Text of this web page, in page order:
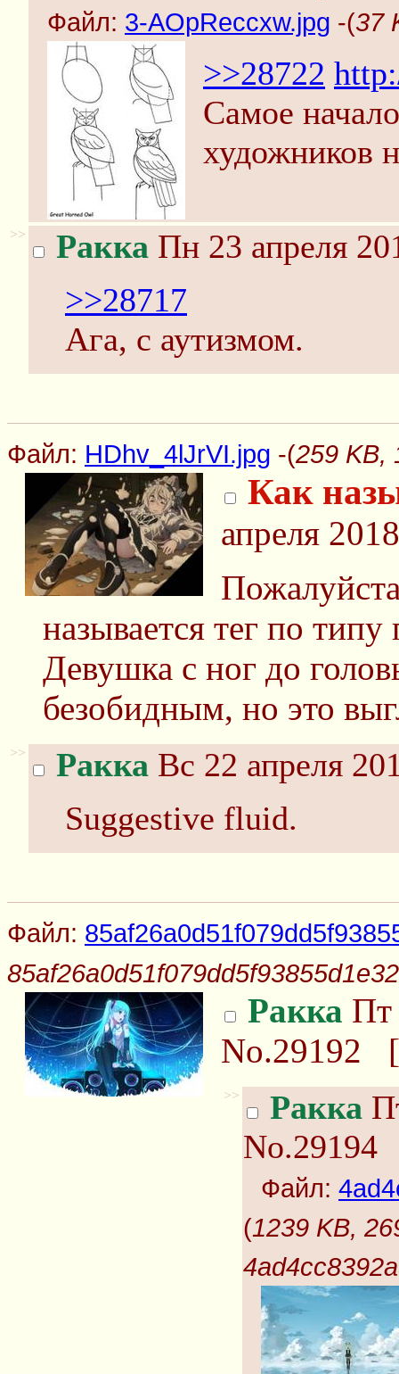
Файл: 3-AOpReccxw.jpg -(37
>>28722
Самое
художников
>> Ракка Пн 23 апреля
>>28717
Ага, с аутизмом.
Файл: HDhv_4lJrVI.jpg -(259 KB,
Как
апреля
называется тег по
Девушка с ног до
безобидным, но это
>> Ракка Вс 22 апреля
Suggestive fluid.
Файл:
Ракка Пт
No.29192 [
>> Ракка
No.29194
Файл:
(1239 KB,